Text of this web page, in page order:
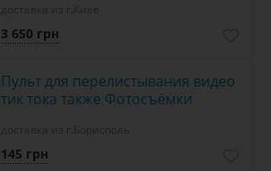
3 650 грн
Пульт для перелистывания видео
тик тока также Фотосъёмки
145 грн